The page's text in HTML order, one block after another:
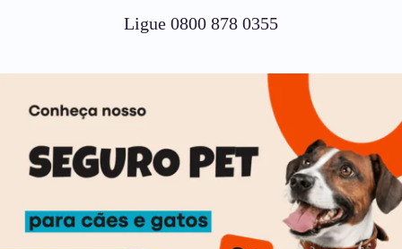
Ligue 0800 878 0355